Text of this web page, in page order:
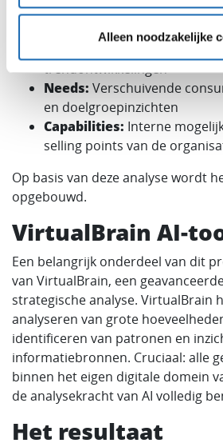
Alleen noodzakelijke
Maatschappelijke en
marktveranderingen en
trendontwikkelingen
Needs: Verschuivende
en doelgroepinzichten
Capabilities: Interne
selling points van de
Op basis van deze analyse wordt
opgebouwd.
VirtualBrain AI-
Een belangrijk onderdeel van dit
van VirtualBrain, een
strategische analyse. VirtualBrain
analyseren van grote
identificeren van patronen en
informatiebronnen. Cruciaal: alle
binnen het eigen digitale domein
de analysekracht van AI volledig
Het resultaat